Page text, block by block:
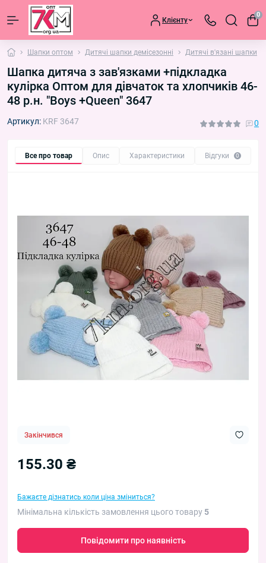
Клієнту
0
Шапки оптом Дитячі шапки демісезонні Дитячі в'язані шапки
Шапка дитяча з зав'язками +підкладка
кулірка Оптом для дівчаток та хлопчиків 46-
48 р.н. "Boys +Queen" 3647
Артикул: KRF 3647 0
Все про товар Опис Характеристики Відгуки 0
Закінчився
155.30 ₴
Бажаєте дізнатись коли ціна зміниться?
Мінімальна кількість замовлення цього товару 5
Повідомити про наявність